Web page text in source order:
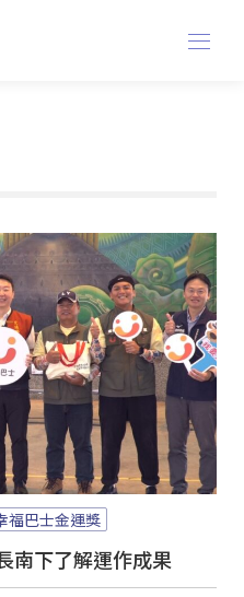
福巴士金運獎
南下了解運作成果